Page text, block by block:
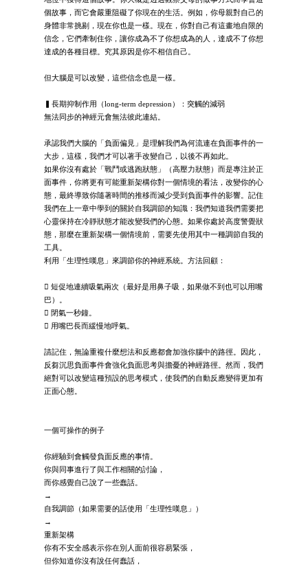
個故事，而它會嚴重阻礙了你現在的生活。例如，你母親對自己的
身體非常挑剔，現在你也是一樣。現在，你對自己有這畫地自限的
信念，它們牽制住你，讓你成為不了你想成為的人，達成不了你想
達成的各種目標。究其原因是你不相信自己。
但大腦是可以改變，這些信念也是一樣。
▍長期抑制作用（long-term depression）：突觸的減弱
無法同步的神經元會無法彼此連結。
承認我們大腦的「負面偏見」是理解我們為何流連在負面事件的一
大步，這樣，我們才可以著手改變自己，以後不再如此。
如果你沒有處於「戰鬥或逃跑狀態」（高壓力狀態）而是專注於正
面事件，你將更有可能重新架構你對一個情境的看法，改變你的心
態，最終導致你隨著時間的推移而減少受到負面事件的影響。記住
我們在上一章中學到的關於自我調節的知識：我們知道我們需要把
心靈保持在冷靜狀態才能改變我們的心態。如果你處於高度警覺狀
態，那麼在重新架構一個情境前，需要先使用其中一種調節自我的
工具。
利用「生理性嘆息」來調節你的神經系統。方法回顧：
 短促地連續吸氣兩次（最好是用鼻子吸，如果做不到也可以用嘴
巴）。
 閉氣一秒鐘。
 用嘴巴長而緩慢地呼氣。
請記住，無論重複什麼想法和反應都會加強你腦中的路徑。因此，
反芻沉思負面事件會強化負面思考與擔憂的神經路徑。然而，我們
絕對可以改變這種預設的思考模式，使我們的自動反應變得更加有
正面心態。
一個可操作的例子
你經驗到會觸發負面反應的事情。
你與同事進行了與工作相關的討論，
而你感覺自己說了一些蠢話。
→
自我調節（如果需要的話使用「生理性嘆息」）
→
重新架構
你有不安全感表示你在別人面前很容易緊張，
但你知道你沒有說任何蠢話，